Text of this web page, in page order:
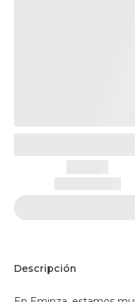
Descripción